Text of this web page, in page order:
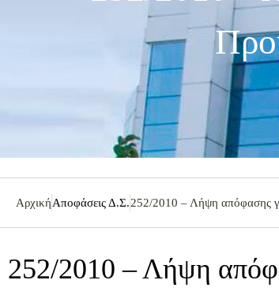
ΑρχικήΑποφάσεις Δ.Σ.252/2010 – Λήψη απόφασης
252/2010 – Λήψη